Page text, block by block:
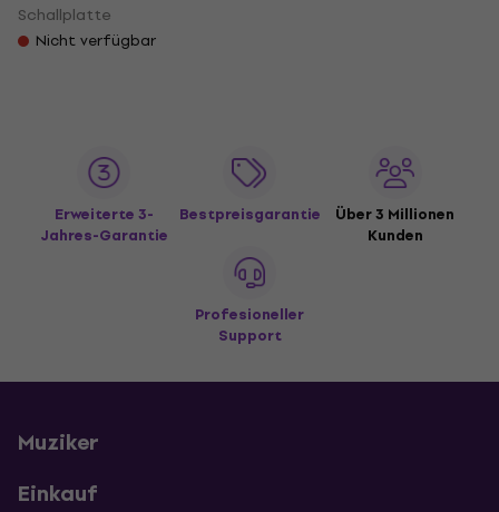
Schallplatte
Nicht verfügbar
Erweiterte 3-
Jahres-Garantie
Bestpreisgarantie
Über 3 Millionen
Kunden
Profesioneller
Support
Muziker
Einkauf